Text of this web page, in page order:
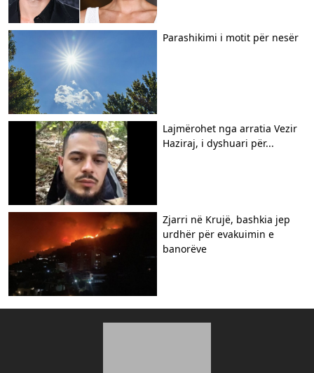
Parashikimi i motit për nesër
Lajmërohet nga arratia Vezir
Haziraj, i dyshuari për...
Zjarri në Krujë, bashkia jep
urdhër për evakuimin e
banorëve